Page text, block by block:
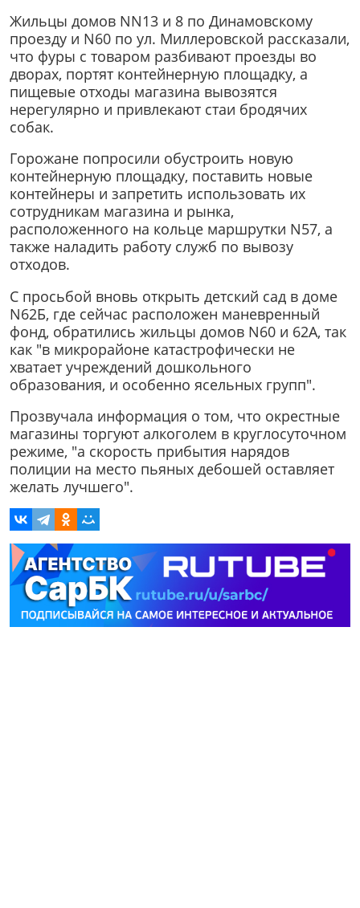
Жильцы домов NN13 и 8 по Динамовскому
проезду и N60 по ул. Миллеровской рассказали,
что фуры с товаром разбивают проезды во
дворах, портят контейнерную площадку, а
пищевые отходы магазина вывозятся
нерегулярно и привлекают стаи бродячих
собак.
Горожане попросили обустроить новую
контейнерную площадку, поставить новые
контейнеры и запретить использовать их
сотрудникам магазина и рынка,
расположенного на кольце маршрутки N57, а
также наладить работу служб по вывозу
отходов.
С просьбой вновь открыть детский сад в доме
N62Б, где сейчас расположен маневренный
фонд, обратились жильцы домов N60 и 62А, так
как "в микрорайоне катастрофически не
хватает учреждений дошкольного
образования, и особенно ясельных групп".
Прозвучала информация о том, что окрестные
магазины торгуют алкоголем в круглосуточном
режиме, "а скорость прибытия нарядов
полиции на место пьяных дебошей оставляет
желать лучшего".